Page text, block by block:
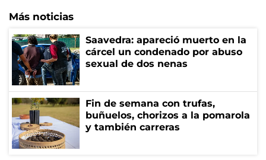
Más noticias
Saavedra: apareció muerto en la
cárcel un condenado por abuso
sexual de dos nenas
Fin de semana con trufas,
buñuelos, chorizos a la pomarola
y también carreras